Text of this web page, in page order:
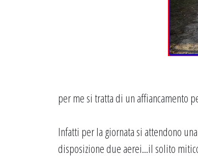
per me si tratta di un affiancamento
Infatti per la giornata si attendono
disposizione due aerei...il solito